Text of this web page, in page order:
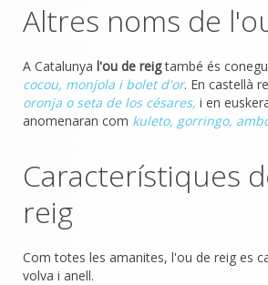
Altres noms de
A Catalunya l'ou de reigtambé és
cocou, monjola i bolet d'or. En castellà
oronja o seta de los césares, i en
anomenaran com kuleto, gorringo,
Característiques
reig
Com totes les amanites, l'ou de reig es
volva i anell.